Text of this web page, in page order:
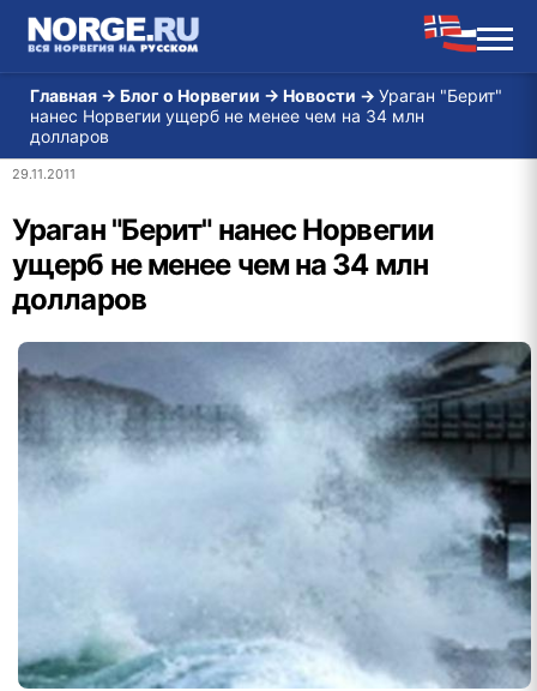
Главная → Блог о Норвегии → Новости → Ураган "Берит"
нанес Норвегии ущерб не менее чем на 34 млн
долларов
29.11.2011
Ураган "Берит" нанес Норвегии
ущерб не менее чем на 34 млн
долларов